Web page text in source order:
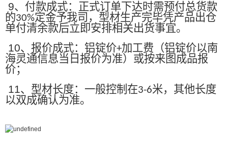
9、付款成式：正式订单下达时需预付总货款
的30%定金予我司，型材生产完毕凭产品出仓
单付清余款后立即安排相关出货事宜。
10、报价成式：铝锭价+加工费（铝锭价以南
海灵通信息当日报价为准）或按来图成品报
价；
11、型材长度：一般控制在3-6米，其他长度
以双成确认为准。